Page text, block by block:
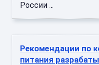
России ...
Рекомендации по
питания